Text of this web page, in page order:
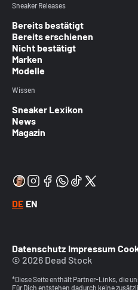
Sneaker Releases
Bereits bestätigt
Bereits erschienen
Nicht bestätigt
Marken
Modelle
Wissen
Sneaker Lexikon
News
Magazin
DE EN
Datenschutz Impressum
© 2026 Dead Stock
*Diese Seite enthält Partner-Links, die
Für Dich entstehen dadurch keine